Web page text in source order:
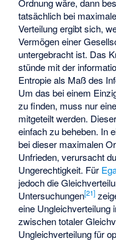
Ordnung wäre, dann
tatsächlich bei
Verteilung ergibt sich,
Vermögen einer
untergebracht ist. Das
stünde mit der
Entropie als Maß des
Um das bei einem
zu finden, muss nur
mitgeteilt werden.
einfach zu beheben. In
bei dieser maximalen
Unfrieden, verursacht
Ungerechtigkeit. Für
jedoch die
Untersuchungen[21]
eine Ungleichverteilung
zwischen totaler
Ungleichverteilung für